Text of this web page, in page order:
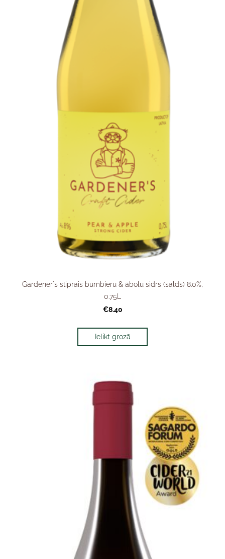
Gardener's stiprais bumbieru & ābolu sidrs (salds) 8.0%,
0.75L
€8.40
Ielikt grozā